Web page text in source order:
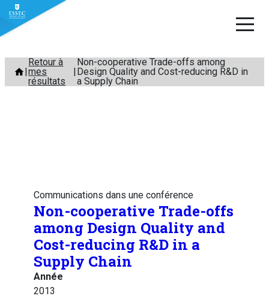
Aller
contenu
Retour à
mes
résultats
Non-cooperative Trade-offs among
Design Quality and Cost-reducing R&D in
a Supply Chain
Communications dans une conférence
Non-cooperative Trade-offs
among Design Quality and
Cost-reducing R&D in a
Supply Chain
Année
2013